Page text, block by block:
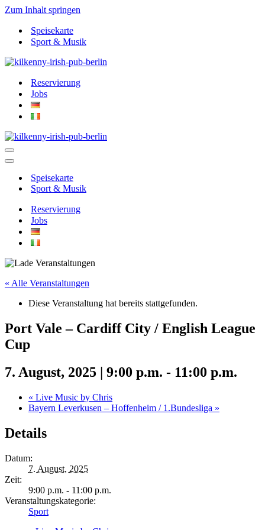
Zum Inhalt springen
Speisekarte
Sport & Musik
Reservierung
Jobs
Navigationsmenü
Navigationsmenü
Speisekarte
Sport & Musik
Reservierung
Jobs
« Alle Veranstaltungen
Diese Veranstaltung hat bereits stattgefunden.
Port Vale – Cardiff City / English League
Cup
7. August, 2025 | 9:00 p.m. - 11:00 p.m.
« Live Music by Chris
Bayern Leverkusen – Hoffenheim / 1.Bundesliga »
Details
Datum:
7. August, 2025
Zeit:
9:00 p.m. - 11:00 p.m.
Veranstaltungskategorie:
Sport